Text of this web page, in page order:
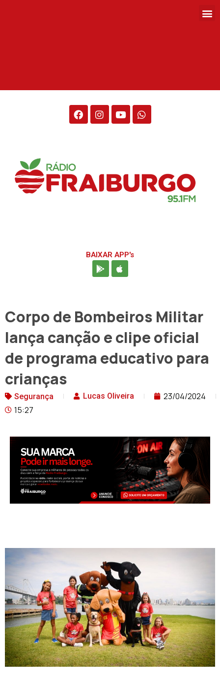
BAIXAR APP's
Corpo de Bombeiros Militar
lança canção e clipe oficial
de programa educativo para
crianças
Segurança Lucas Oliveira
23/04/2024
15:27